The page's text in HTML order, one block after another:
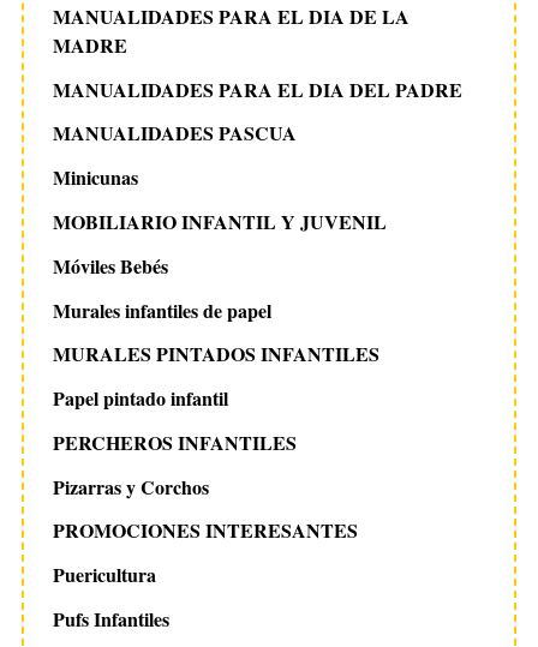
MANUALIDADES PARA EL DIA DE LA
MADRE
MANUALIDADES PARA EL DIA DEL PADRE
MANUALIDADES PASCUA
Minicunas
MOBILIARIO INFANTIL Y JUVENIL
Móviles Bebés
Murales infantiles de papel
MURALES PINTADOS INFANTILES
Papel pintado infantil
PERCHEROS INFANTILES
Pizarras y Corchos
PROMOCIONES INTERESANTES
Puericultura
Pufs Infantiles